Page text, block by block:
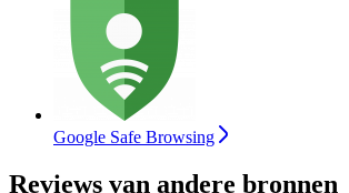
Google Safe Browsing
Reviews van andere bronnen